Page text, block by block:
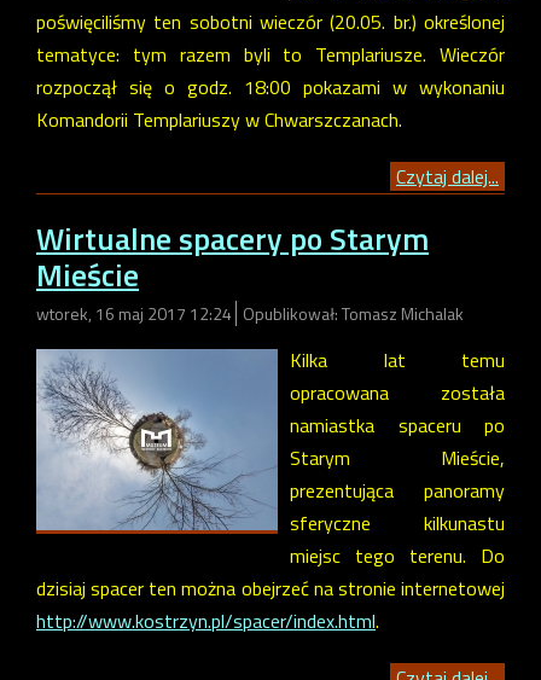
poświęciliśmy ten sobotni wieczór (20.05. br.) określonej
tematyce: tym razem byli to Templariusze. Wieczór
rozpoczął się o godz. 18:00 pokazami w wykonaniu
Komandorii Templariuszy w Chwarszczanach.
Czytaj dalej...
Wirtualne spacery po Starym
Mieście
wtorek, 16 maj 2017 12:24 Opublikował: Tomasz Michalak
Kilka lat temu
opracowana została
namiastka spaceru po
Starym Mieście,
prezentująca panoramy
sferyczne kilkunastu
miejsc tego terenu. Do
dzisiaj spacer ten można obejrzeć na stronie internetowej
http://www.kostrzyn.pl/spacer/index.html.